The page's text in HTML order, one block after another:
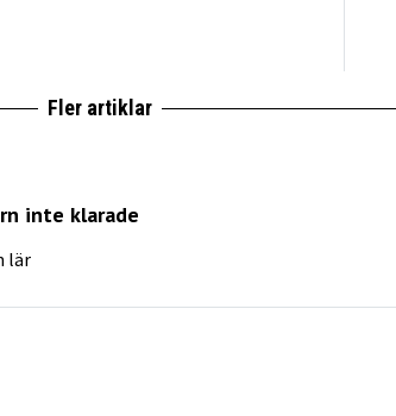
Fler artiklar
inte klarade
lär